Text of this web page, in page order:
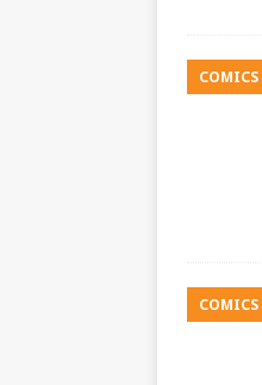
COMICS
COMICS